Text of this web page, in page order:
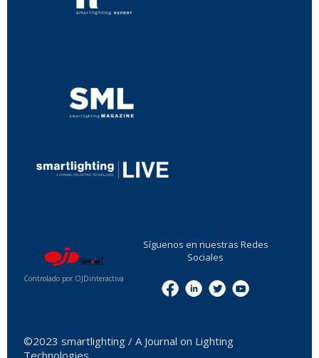
Controlado por OJDinteractiva
Síguenos en nuestras Redes
Sociales
©2023 smartlighting / A Journal on Lighting
Technologies